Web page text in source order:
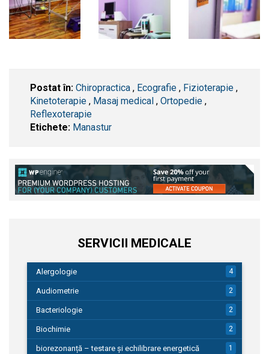
Postat în: Chiropractica , Ecografie , Fizioterapie ,
Kinetoterapie , Masaj medical , Ortopedie ,
Reflexoterapie
Etichete: Manastur
SERVICII MEDICALE
Alergologie 4
Audiometrie 2
Bacteriologie 2
Biochimie 2
biorezonanță – testare și echilibrare energetică 1